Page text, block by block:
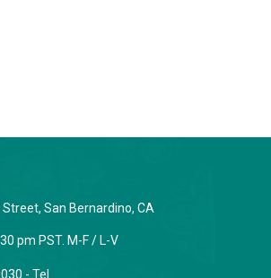
Street, San Bernardino, CA
pm PST. M-F / L-V
- Tel